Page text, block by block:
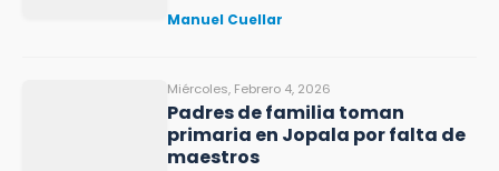
Manuel Cuellar
Miércoles, Febrero 4, 2026
Padres de familia toman
primaria en Jopala por falta de
maestros